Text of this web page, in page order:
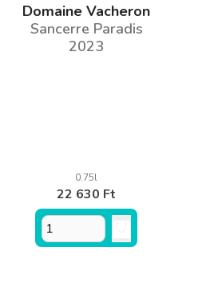
Domaine Vacheron
Sancerre Paradis
2023
0.75l
22 630 Ft